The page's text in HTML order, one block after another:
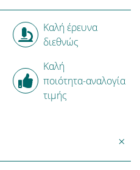
Καλή έρευνα
διεθνώς
Καλή
ποιότητα-αναλογία
τιμής